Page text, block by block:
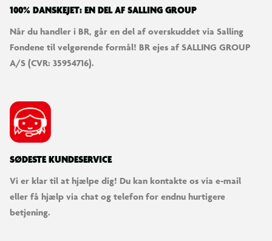
100% DANSKEJET: EN DEL AF SALLING GROUP
Når du handler i BR, går en del af overskuddet via Salling
Fondene til velgørende formål! BR ejes af SALLING GROUP
A/S (CVR: 35954716).
SØDESTE KUNDESERVICE
Vi er klar til at hjælpe dig! Du kan kontakte os via e-mail
eller få hjælp via chat og telefon for endnu hurtigere
betjening.